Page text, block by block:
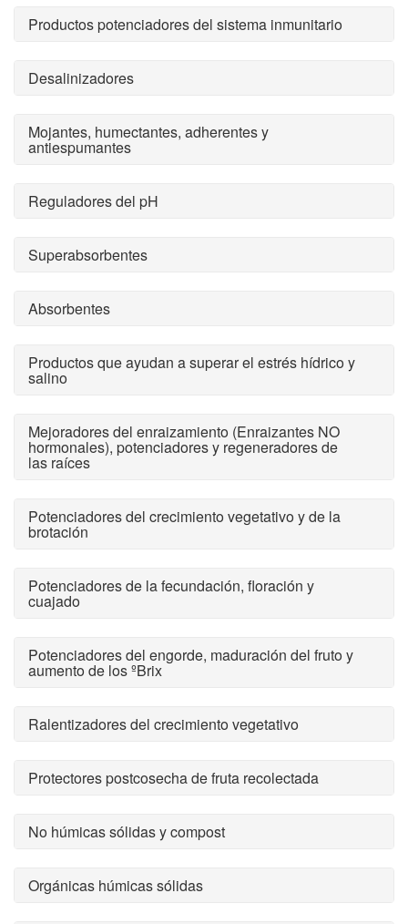
Productos potenciadores del sistema inmunitario
Desalinizadores
Mojantes, humectantes, adherentes y
antiespumantes
Reguladores del pH
Superabsorbentes
Absorbentes
Productos que ayudan a superar el estrés hídrico y
salino
Mejoradores del enraizamiento (Enraizantes NO
hormonales), potenciadores y regeneradores de
las raíces
Potenciadores del crecimiento vegetativo y de la
brotación
Potenciadores de la fecundación, floración y
cuajado
Potenciadores del engorde, maduración del fruto y
aumento de los ºBrix
Ralentizadores del crecimiento vegetativo
Protectores postcosecha de fruta recolectada
No húmicas sólidas y compost
Orgánicas húmicas sólidas